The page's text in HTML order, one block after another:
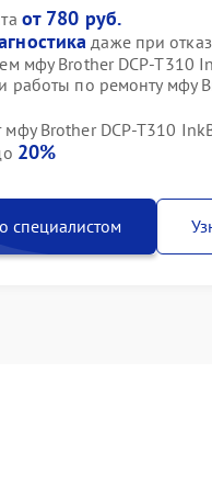
от 780 руб.
даже при
мфу Brother DCP-T310
работы по ремонту мфу
Brother DCP-T310
20%
специалистом